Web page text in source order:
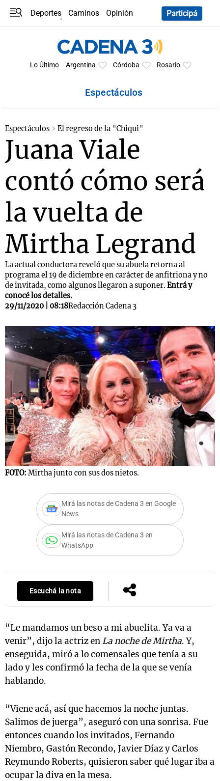
Deportes Caminos
Opinión
Participá
Lo Último Argentina Córdoba Rosario
Espectáculos
Espectáculos El regreso de la "Chiqui"
Juana Viale
contó cómo será
la vuelta de
Mirtha Legrand
La actual conductora reveló que su abuela retorna al
programa el 19 de diciembre en carácter de anfitriona y no
de invitada, como algunos llegaron a suponer. Entrá y
conocé los detalles.
29/11/2020 | 08:18Redacción Cadena 3
FOTO: Mirtha junto con sus dos nietos.
Mirá las notas de Cadena 3 en Google
News
Mirá las notas de Cadena 3 en
WhatsApp
Escuchá la nota
“Le mandamos un beso a mi abuelita. Ya va a
venir”, dijo la actriz en La noche de Mirtha. Y,
enseguida, miró a lo comensales que tenía a su
lado y les confirmó la fecha de la que se venía
hablando.
“Viene acá, así que hacemos la noche juntas.
Salimos de juerga”, aseguró con una sonrisa. Fue
entonces cuando los invitados, Fernando
Niembro, Gastón Recondo, Javier Díaz y Carlos
Reymundo Roberts, quisieron saber qué lugar iba a
ocupar la diva en la mesa.
Notas
Mundial 2026
La Sole en
Cadena 3